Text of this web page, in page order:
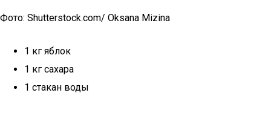
Фото: Shutterstock.com/ Oksana Mizina
1 кг яблок
1 кг сахара
1 стакан воды